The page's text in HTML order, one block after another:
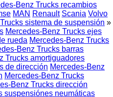
Benz Trucks recambios
MAN Renault Scania Volvo
sistema de suspensión »
Mercedes-Benz Trucks ejes
rueda Mercedes-Benz Trucks
Benz Trucks barras
Trucks amortiguadores
de dirección Mercedes-Benz
Mercedes-Benz Trucks
Benz Trucks dirección
suspensiónes neumáticas